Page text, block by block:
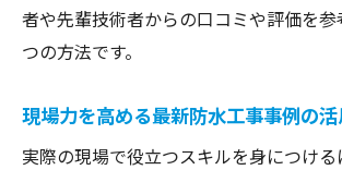
者や先輩技術者からの口コミや評価を
つの方法です。
現場力を高める最新防水工事事例の
実際の現場で役立つスキルを身につけ